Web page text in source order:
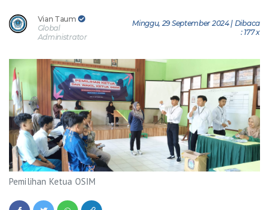
Vian Taum
Global
Administrator
Minggu, 29 September 2024 | Dibaca
: 177 x
Pemilihan Ketua OSIM